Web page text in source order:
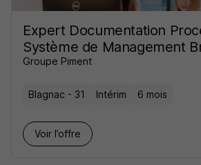
Expert Documentation
Système de Management
Groupe Piment
Blagnac - 31 Intérim 6 mois
Voir l’offre